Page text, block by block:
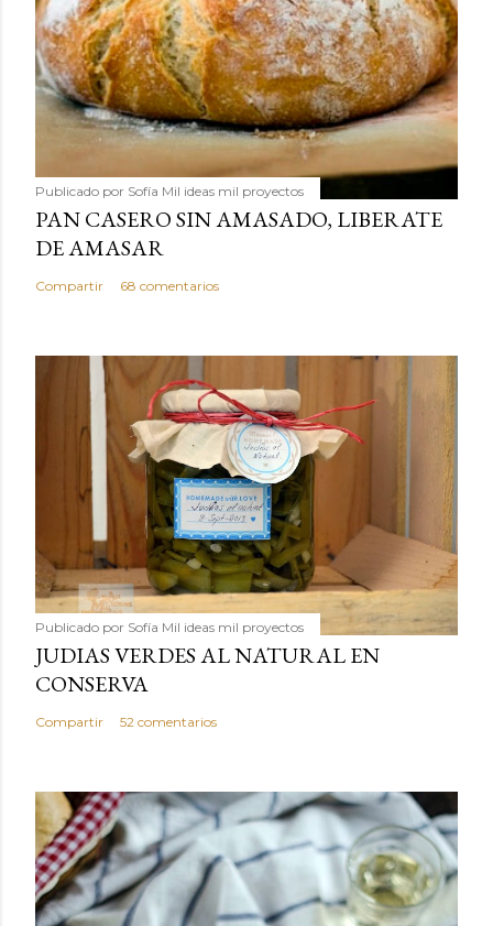
Publicado por Sofía Mil ideas mil proyectos
PAN CASERO SIN AMASADO, LIBERATE
DE AMASAR
Compartir 68 comentarios
Publicado por Sofía Mil ideas mil proyectos
JUDIAS VERDES AL NATURAL EN
CONSERVA
Compartir 52 comentarios